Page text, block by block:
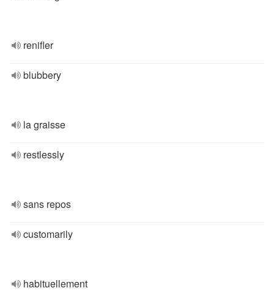
renifler
blubbery
la graisse
restlessly
sans repos
customarily
habituellement